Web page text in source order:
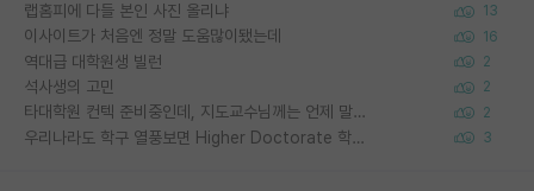
랩홈피에 다들 본인 사진 올리냐 13
이사이트가 처음엔 정말 도움많이됐는데 16
역대급 대학원생 빌런 2
석사생의 고민 2
타대학원 컨텍 준비중인데, 지도교수님께는 언제 말씀드려야 할까요? 2
우리나라도 학구 열풍보면 Higher Doctorate 학위가 필요하다고 봅니다. 3